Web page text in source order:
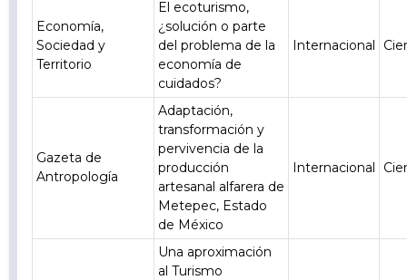
Economía,
Sociedad y
Territorio
El ecoturismo,
¿solución o parte
del problema de la
economía de
cuidados?
Internacional
Gazeta de
Antropología
Adaptación,
transformación y
pervivencia de la
producción
artesanal alfarera de
Metepec, Estado
de México
Internacional
Una aproximación
al Turismo